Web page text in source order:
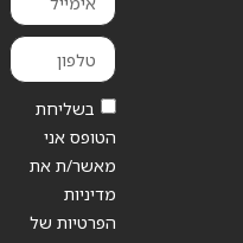
בשליחת
הטופס אני
מאשר/ת את
מדיניות
הפרטיות של